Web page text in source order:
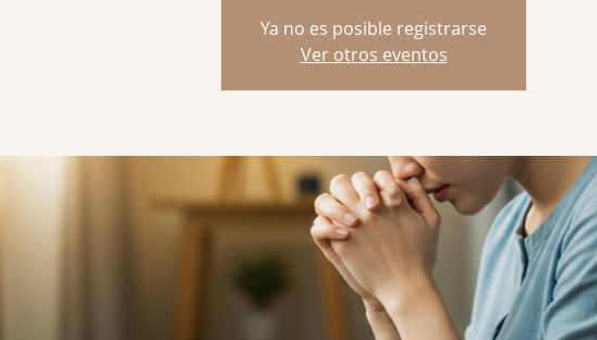
Ya no es posible registrarse
Ver otros eventos